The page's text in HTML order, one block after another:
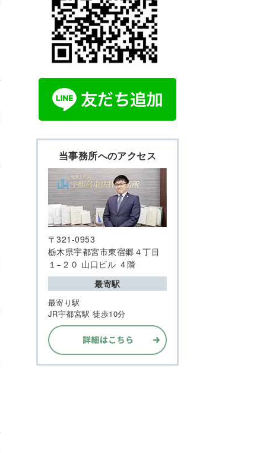
当事務所へのアクセス
〒321-0953
栃木県宇都宮市東宿郷４丁目
１−２０ 山口ビル ４階
最寄駅
最寄り駅
JR宇都宮駅 徒歩10分